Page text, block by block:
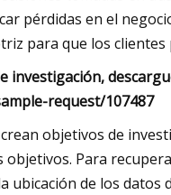
pérdidas en el
para que los
investigación,
request/107487
objetivos de
objetivos. Para
ubicación de los